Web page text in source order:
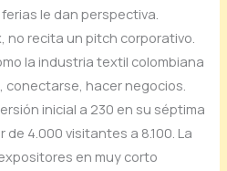
le dan perspectiva.
no recita un pitch corporativo.
la industria textil colombiana
hacer negocios.
inicial a 230 en su séptima
4.000 visitantes a 8.100. La
en muy corto